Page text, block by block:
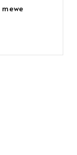
mewe